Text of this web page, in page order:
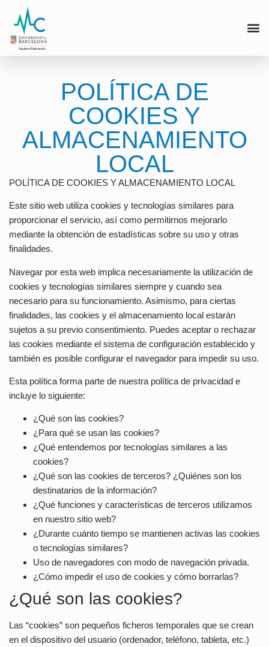
POLÍTICA DE
COOKIES Y
ALMACENAMIENTO
LOCAL
POLÍTICA DE COOKIES Y ALMACENAMIENTO LOCAL
Este sitio web utiliza cookies y tecnologías similares para
proporcionar el servicio, así como permitirnos mejorarlo
mediante la obtención de estadísticas sobre su uso y otras
finalidades.
Navegar por esta web implica necesariamente la utilización de
cookies y tecnologías similares siempre y cuando sea
necesario para su funcionamiento. Asimismo, para ciertas
finalidades, las cookies y el almacenamiento local estarán
sujetos a su previo consentimiento. Puedes aceptar o rechazar
las cookies mediante el sistema de configuración establecido y
también es posible configurar el navegador para impedir su uso.
Esta política forma parte de nuestra política de privacidad e
incluye lo siguiente:
¿Qué son las cookies?
¿Para qué se usan las cookies?
¿Qué entendemos por tecnologías similares a las
cookies?
¿Qué son las cookies de terceros? ¿Quiénes son los
destinatarios de la información?
¿Qué funciones y características de terceros utilizamos
en nuestro sitio web?
¿Durante cuánto tiempo se mantienen activas las cookies
o tecnologías similares?
Uso de navegadores con modo de navegación privada.
¿Cómo impedir el uso de cookies y cómo borrarlas?
¿Qué son las cookies?
Las “cookies” son pequeños ficheros temporales que se crean
en el dispositivo del usuario (ordenador, teléfono, tableta, etc.)